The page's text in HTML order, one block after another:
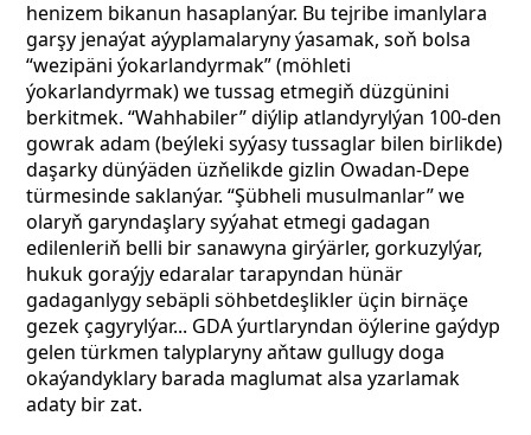
henizem bikanun hasaplanýar. Bu tejribe imanlylara
garşy jenaýat aýyplamalaryny ýasamak, soň bolsa
“wezipäni ýokarlandyrmak” (möhleti
ýokarlandyrmak) we tussag etmegiň düzgünini
berkitmek. “Wahhabiler” diýlip atlandyrylýan 100-den
gowrak adam (beýleki syýasy tussaglar bilen birlikde)
daşarky dünýäden üzňelikde gizlin Owadan-Depe
türmesinde saklanýar. “Şübheli musulmanlar” we
olaryň garyndaşlary syýahat etmegi gadagan
edilenleriň belli bir sanawyna girýärler, gorkuzylýar,
hukuk goraýjy edaralar tarapyndan hünär
gadaganlygy sebäpli söhbetdeşlikler üçin birnäçe
gezek çagyrylýar... GDA ýurtlaryndan öýlerine gaýdyp
gelen türkmen talyplaryny aňtaw gullugy doga
okaýandyklary barada maglumat alsa yzarlamak
adaty bir zat.